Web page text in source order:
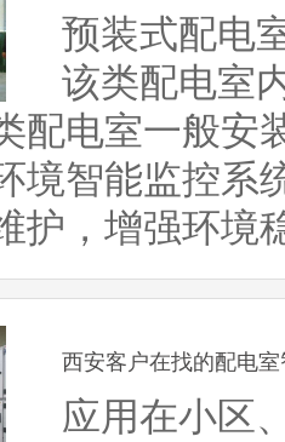
预装式配电
该类配电室
配电室一般安
境智能监控系
护，增强环境
西安客户在找的配电
应用在小区